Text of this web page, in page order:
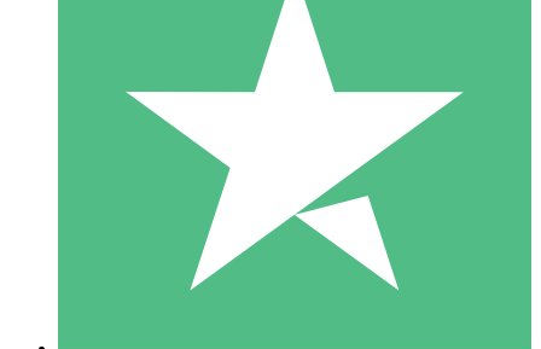
Packs de Crédits Individuels
Payez à l'utilisation avec des crédits de téléchargement. Sans
1 Téléchargement
10 00